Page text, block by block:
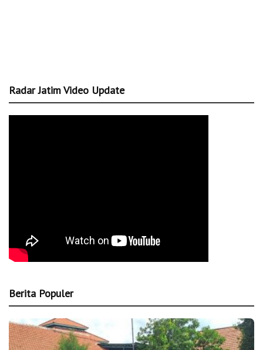
Radar Jatim Video Update
Berita Populer